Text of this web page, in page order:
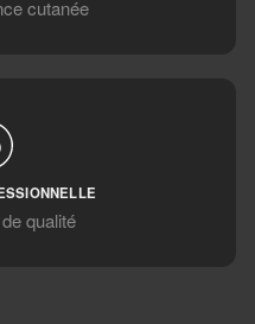
cutanée
qualité